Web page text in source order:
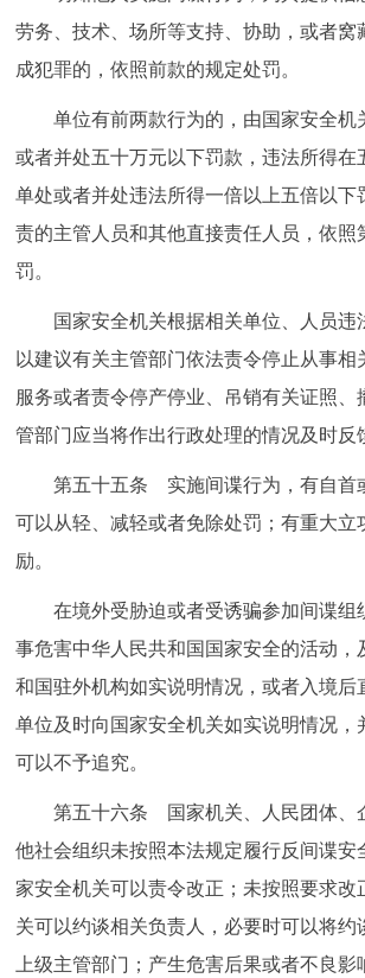
劳务、技术、场所等支持、协助，或者窝
成犯罪的，依照前款的规定处罚。
单位有前两款行为的，由国家安全机
或者并处五十万元以下罚款，违法所得在
单处或者并处违法所得一倍以上五倍以下
责的主管人员和其他直接责任人员，依照
罚。
国家安全机关根据相关单位、人员违
以建议有关主管部门依法责令停止从事相
服务或者责令停产停业、吊销有关证照、
管部门应当将作出行政处理的情况及时反
第五十五条 实施间谍行为，有自首或
可以从轻、减轻或者免除处罚；有重大立
励。
在境外受胁迫或者受诱骗参加间谍组
事危害中华人民共和国国家安全的活动，
和国驻外机构如实说明情况，或者入境后
单位及时向国家安全机关如实说明情况，
可以不予追究。
第五十六条 国家机关、人民团体、
他社会组织未按照本法规定履行反间谍安
家安全机关可以责令改正；未按照要求改
关可以约谈相关负责人，必要时可以将约
上级主管部门；产生危害后果或者不良